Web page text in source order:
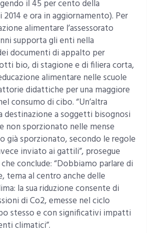
il 45 per cento della
e ora in aggiornamento). Per
alimentare l’assessorato
supporta gli enti nella
documenti di appalto per
bio, di stagione e di filiera corta,
alimentare nelle scuole
didattiche per una maggiore
consumo di cibo. “Un’altra
destinazione a soggetti bisognosi
non sporzionato nelle mense
già sporzionato, secondo le regole
inviato ai gattili”, prosegue
conclude: “Dobbiamo parlare di
tema al centro anche delle
la sua riduzione consente di
di Co2, emesse nel ciclo
stesso e con significativi impatti
climatici”.